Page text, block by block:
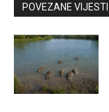
POVEZANE VIJESTI